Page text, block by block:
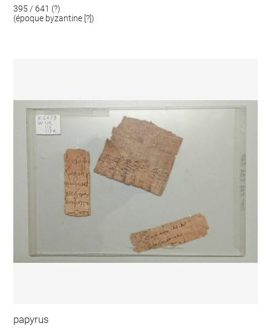
395 / 641 (?)
(époque byzantine [?])
papyrus